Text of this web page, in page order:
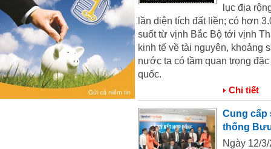
lục địa
lần diện tích đất liền; có hơn
suốt từ vịnh Bắc Bộ tới vịnh
kinh tế về tài nguyên, khoảng
nước ta có tầm quan trọng
quốc.
Chi tiết
Cung cấp
thống
Ngày 12/